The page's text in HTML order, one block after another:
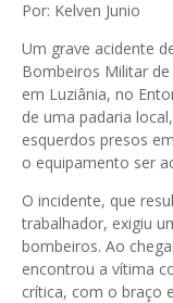
Por: Kelven Junio
Um grave acidente
Bombeiros Militar
em Luziânia, no
de uma padaria
esquerdos presos
o equipamento ser
O incidente, que
trabalhador, exigiu
bombeiros. Ao
encontrou a vítima
crítica, com o braço